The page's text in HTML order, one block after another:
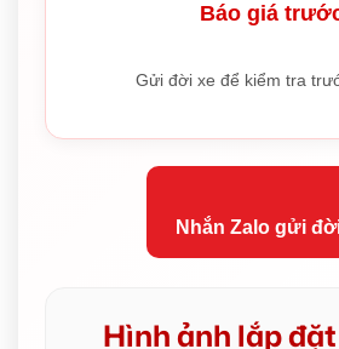
Báo giá
Gửi đời xe để kiểm tra
Nhắn Zalo gửi
Hình ảnh lắp